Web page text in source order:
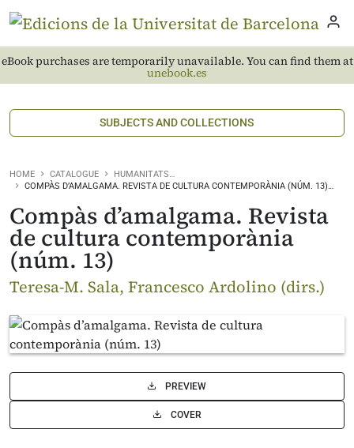
eBook purchases are temporarily unavailable. You can find them at
unebook.es
SUBJECTS AND COLLECTIONS
HOME CATALOGUE
HUMANITATS…
COMPÀS D’AMALGAMA. REVISTA DE CULTURA CONTEMPORÀNIA (NÚM. 13)…
Compàs d’amalgama. Revista
de cultura contemporània
(núm. 13)
Teresa-M. Sala, Francesco Ardolino (dirs.)
PREVIEW
COVER